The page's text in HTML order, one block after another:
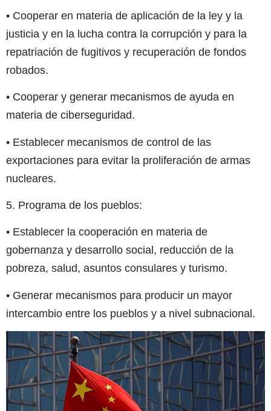
• Cooperar en materia de aplicación de la ley y la
justicia y en la lucha contra la corrupción y para la
repatriación de fugitivos y recuperación de fondos
robados.
• Cooperar y generar mecanismos de ayuda en
materia de ciberseguridad.
• Establecer mecanismos de control de las
exportaciones para evitar la proliferación de armas
nucleares.
5. Programa de los pueblos:
• Establecer la cooperación en materia de
gobernanza y desarrollo social, reducción de la
pobreza, salud, asuntos consulares y turismo.
• Generar mecanismos para producir un mayor
intercambio entre los pueblos y a nivel subnacional.